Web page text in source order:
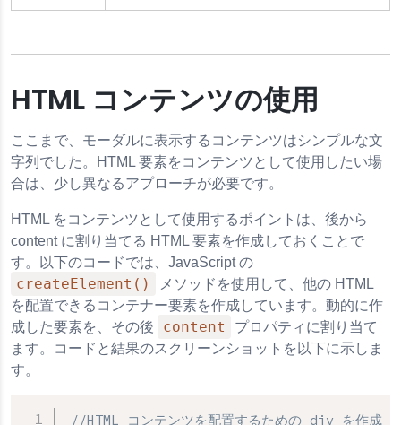
HTML コンテンツの使用
ここまで、モーダルに表示するコンテンツはシンプルな文
字列でした。HTML 要素をコンテンツとして使用したい場
合は、少し異なるアプローチが必要です。
HTML をコンテンツとして使用するポイントは、後から
content に割り当てる HTML 要素を作成しておくことで
す。以下のコードでは、JavaScript の
createElement()
メソッドを使用して、他の HTML
を配置できるコンテナー要素を作成しています。動的に作
成した要素を、その後
content
プロパティに割り当て
ます。コードと結果のスクリーンショットを以下に示しま
す。
//HTML コンテンツを配置するための div を作成